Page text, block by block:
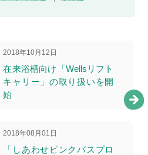
2018年10月12日
在来浴槽向け「Wellsリフト
キャリー」の取り扱いを開
始
2018年08月01日
「しあわせピンクバスプロ